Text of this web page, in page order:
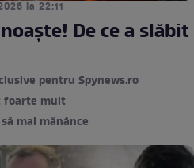
la 22:11
De ce a slăbit
pentru Spynews.ro
foarte mult
mai mănânce